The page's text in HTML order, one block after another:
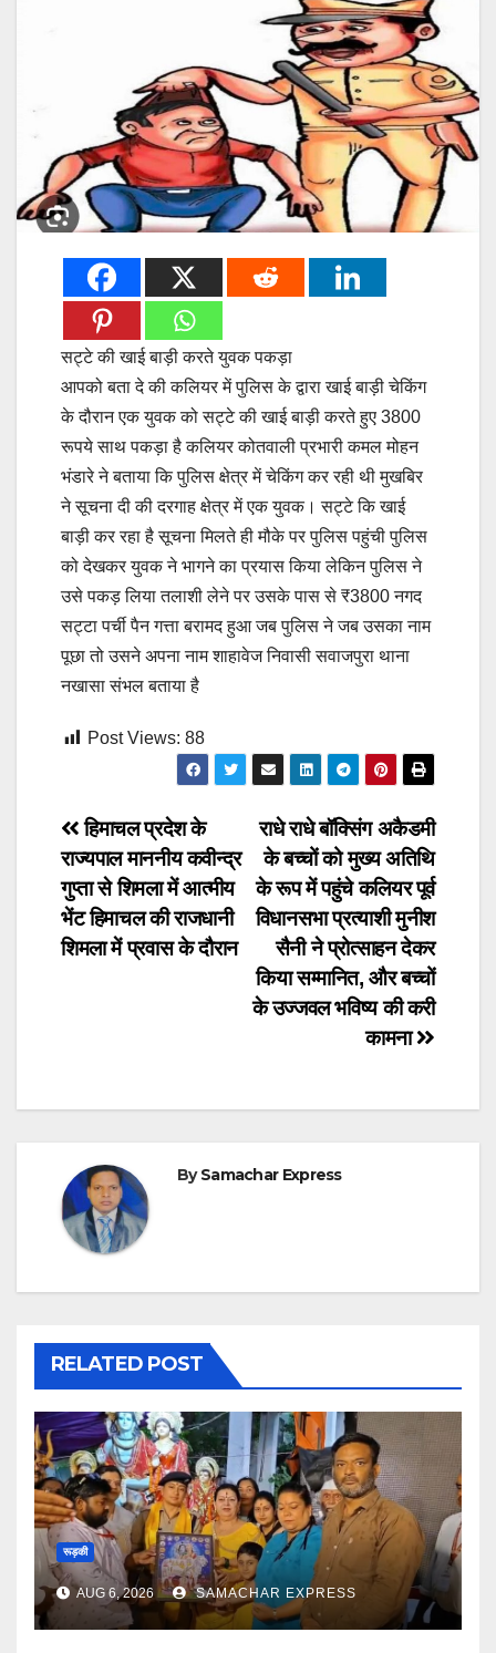
सट्टे की खाई बाड़ी करते युवक पकड़ा
आपको बता दे की कलियर में पुलिस के द्वारा खाई बाड़ी चेकिंग
के दौरान एक युवक को सट्टे की खाई बाड़ी करते हुए 3800
रूपये साथ पकड़ा है कलियर कोतवाली प्रभारी कमल मोहन
भंडारे ने बताया कि पुलिस क्षेत्र में चेकिंग कर रही थी मुखबिर
ने सूचना दी की दरगाह क्षेत्र में एक युवक। सट्टे कि खाई
बाड़ी कर रहा है सूचना मिलते ही मौके पर पुलिस पहुंची पुलिस
को देखकर युवक ने भागने का प्रयास किया लेकिन पुलिस ने
उसे पकड़ लिया तलाशी लेने पर उसके पास से ₹3800 नगद
सट्टा पर्ची पैन गत्ता बरामद हुआ जब पुलिस ने जब उसका नाम
पूछा तो उसने अपना नाम शाहावेज निवासी सवाजपुरा थाना
नखासा संभल बताया है
Post Views: 88
Post
navigation
राधे राधे बॉक्सिंग अकैडमी
के बच्चों को मुख्य अतिथि
के रूप में पहुंचे कलियर पूर्व
विधानसभा प्रत्याशी मुनीश
सैनी ने प्रोत्साहन देकर
किया सम्मानित, और बच्चों
के उज्जवल भविष्य की करी
कामना
हिमाचल प्रदेश के
राज्यपाल माननीय कवीन्द्र
गुप्ता से शिमला में आत्मीय
भेंट हिमाचल की राजधानी
शिमला में प्रवास के दौरान
BySamachar Express
RELATED POST
रूड़की
AUG 6, 2026 SAMACHAR EXPRESS